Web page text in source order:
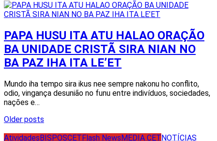
PAPA HUSU ITA ATU HALAO ORAÇÃO
BA UNIDADE CRISTÃ SIRA NIAN NO
BA PAZ IHA ITA LE’ET
Mundo iha tempo sira ikus nee sempre nakonu ho conflito,
odio, vingança desunião no funu entre indivíduos, sociedades,
nações e…
Posts
navigation
Older posts
AtividadesBISPOSCETFlash NewsMEDIA CETNOTÍCIAS